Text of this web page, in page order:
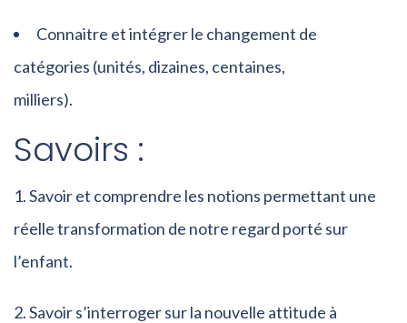
Connaitre et intégrer le changement de
catégories (unités, dizaines, centaines,
milliers).
Savoirs :
Savoir et comprendre les notions permettant une
réelle transformation de notre regard porté sur
l’enfant.
Savoir s’interroger sur la nouvelle attitude à